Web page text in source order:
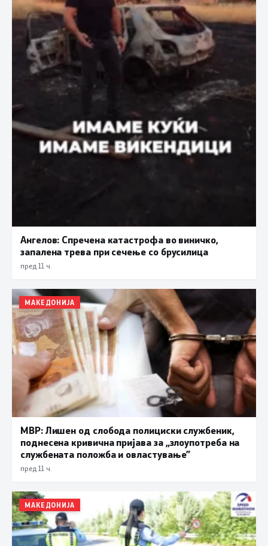
Ангелов: Спречена катастрофа во виничко,
запалена трева при сечење со брусилица
пред 11 ч.
МАКЕДОНИЈА
МВР: Лишен од слобода полициски службеник,
поднесена кривична пријава за „злоупотреба на
службената положба и овластување”
пред 11 ч.
МАКЕДОНИЈА